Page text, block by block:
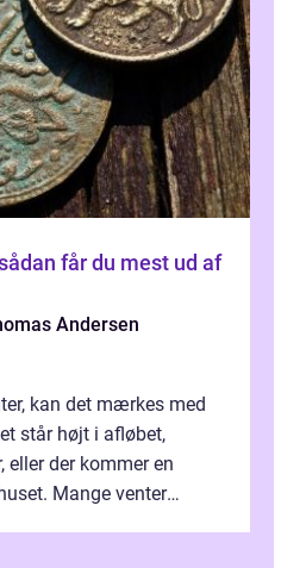
Andersen
kan det mærkes med
står højt i afløbet,
eller der kommer en
Mange venter